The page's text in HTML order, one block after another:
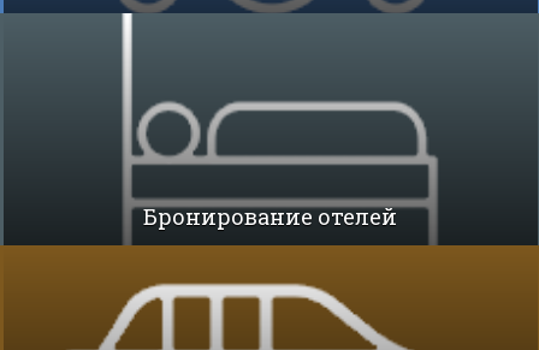
Бронирование отелей